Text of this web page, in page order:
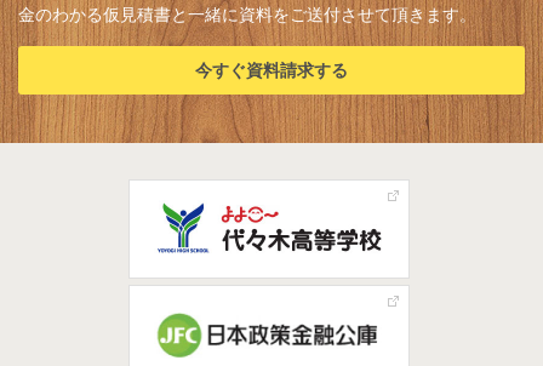
金のわかる仮見積書と一緒に資料をご送付させて頂きます。
今すぐ資料請求する